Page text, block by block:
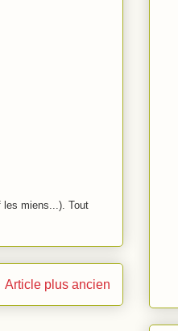
les miens...). Tout
Article plus ancien